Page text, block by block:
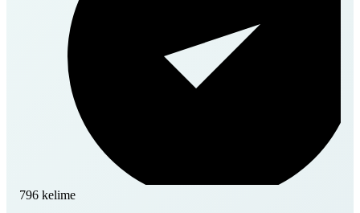
796 kelime